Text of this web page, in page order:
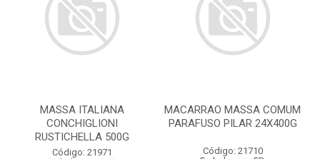
MASSA ITALIANA
CONCHIGLIONI
RUSTICHELLA 500G
Código: 21971
MACARRAO MASSA COMUM
PARAFUSO PILAR 24X400G
Código: 21710